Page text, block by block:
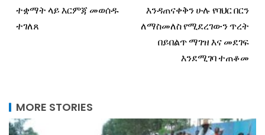
ተቋማት ላይ እርምጃ መወሰዱ
ተገለጸ
እንዳጠናቀቅን ሁሉ የባህር በርን
ለማስመለስ የሚደረገውን ጥረት
በይበልጥ ማገዝ እና መደገፍ
እንደሚገባ ተጠቆመ
MORE STORIES